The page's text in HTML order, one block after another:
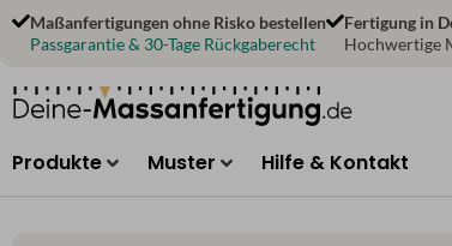
Zum
Inhalt
Maßanfertigungen ohne Risko bestellen
Passgarantie & 30-Tage Rückgaberecht
Fertigung in
Hochwertige
Produkte Muster Hilfe & Kontakt